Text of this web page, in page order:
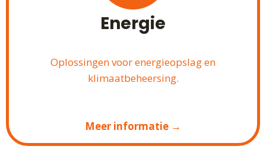
Energie
Oplossingen voor energieopslag en
klimaatbeheersing.
Meer informatie →